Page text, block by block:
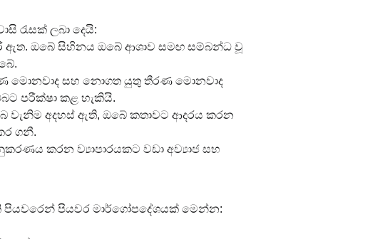
රැසක් ලබා දෙයි:
ඇත. ඔබේ සිහිනය ඔබේ ආශාව සමඟ සම්බන්ධ වූ
මොනවාද සහ නොගත යුතු තීරණ මොනවාද
පරීක්ෂා කළ හැකියි.
වැනිම අදහස් ඇති, ඔබේ කතාවට ආදරය කරන
ගනී.
කරන ව්‍යාපාරයකට වඩා අව්‍යාජ සහ
පියවරෙන් පියවර මාර්ගෝපදේශයක් මෙන්න: